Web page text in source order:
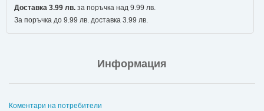
Доставка 3.99 лв.за поръчка над 9.99 лв.
За поръчка до 9.99 лв. доставка 3.99 лв.
Информация
Коментари на потребители